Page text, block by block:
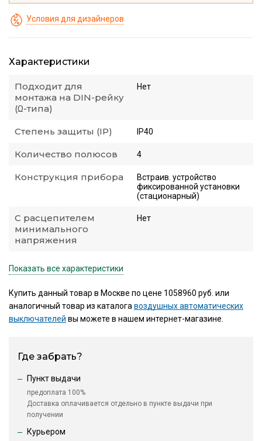
Условия для дизайнеров
Характеристики
Подходит для
монтажа на DIN-рейку
(Ω-типа)
Нет
Степень защиты (IP) IP40
Количество полюсов 4
Конструкция прибора
Встраив. устройство
фиксированной установки
(стационарный)
С расцепителем
минимального
напряжения
Нет
Показать все характеристики
Купить данный товар в Москве по цене 1058960 руб. или
аналогичный товар из каталогавоздушных автоматических
выключателей вы можете в нашем интернет-магазине.
Где забрать?
Пункт выдачи
предоплата 100%
Доставка оплачивается отдельно в пункте выдачи при
получении
Курьером